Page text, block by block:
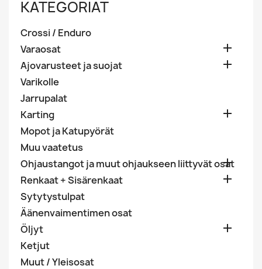
KATEGORIAT
Crossi / Enduro
Varaosat

Ajovarusteet ja suojat 
Varikolle
Jarrupalat
Karting

Mopot ja Katupyörät
Muu vaatetus
Ohjaustangot ja muut ohjaukseen liittyvät osat

Renkaat + Sisärenkaat 
Sytytystulpat
Äänenvaimentimen osat
Öljyt

Ketjut
Muut / Yleisosat